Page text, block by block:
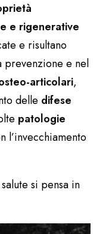
e rigenerative
e risultano
prevenzione e nel
articolari,
delle difese
patologie
l’invecchiamento
si pensa in